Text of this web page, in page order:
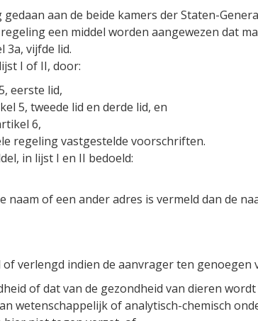
aan de beide kamers der Staten-
een middel worden aangewezen dat
3a, vijfde lid.
I of II, door:
eerste lid,
5, tweede lid en derde lid, en
6,
regeling vastgestelde voorschriften.
in lijst I en II bedoeld:
naam of een ander adres is vermeld dan de
verlengd indien de aanvrager ten
of dat van de gezondheid van dieren wordt
wetenschappelijk of analytisch-chemisch